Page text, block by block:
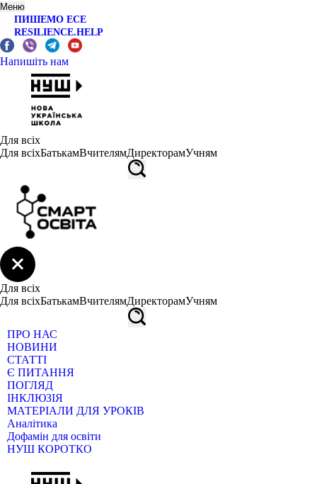
Меню
ПИШЕМО ЕСЕ
RESILIENCE.HELP
Напишіть нам
Для всіх
Для всіхБатькамВчителямДиректорамУчням
Для всіх
Для всіхБатькамВчителямДиректорамУчням
ПРО НАС
НОВИНИ
СТАТТІ
Є ПИТАННЯ
ПОГЛЯД
ІНКЛЮЗІЯ
МАТЕРІАЛИ ДЛЯ УРОКІВ
Аналітика
Дофамін для освіти
НУШ КОРОТКО